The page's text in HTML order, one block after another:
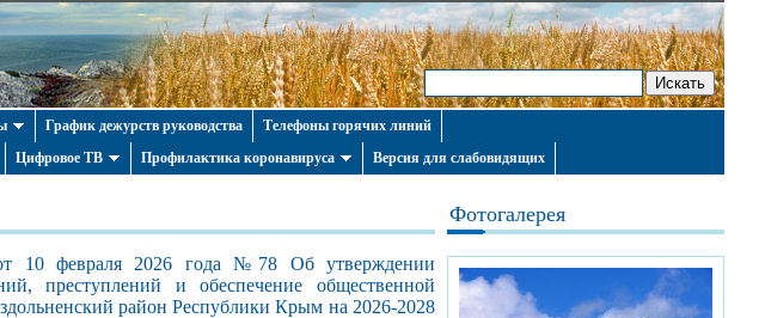
График дежурств руководства
Телефоны горячих линий
Цифровое ТВ Профилактика коронавируса Версия для слабовидящих
от 10 февраля 2026 года №78 Об утверждении
преступлений и обеспечение общественной
район Республики Крым на 2026-2028
Фотогалерея